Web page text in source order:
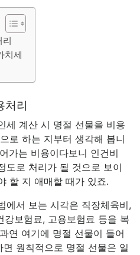
리
치세
처리
세 계산 시 명절 선물을 비용
로 하는 지부터 생각해 봅니
가는 비용이다보니 인건비
도로 처리가 될 것으로 보이
할 지 애매할 때가 있죠.
에서 보는 시각은 직장체육비,
보험료, 고용보험료 등을 복
연 여기에 명절 선물이 들어
원칙적으로 명절 선물은 일